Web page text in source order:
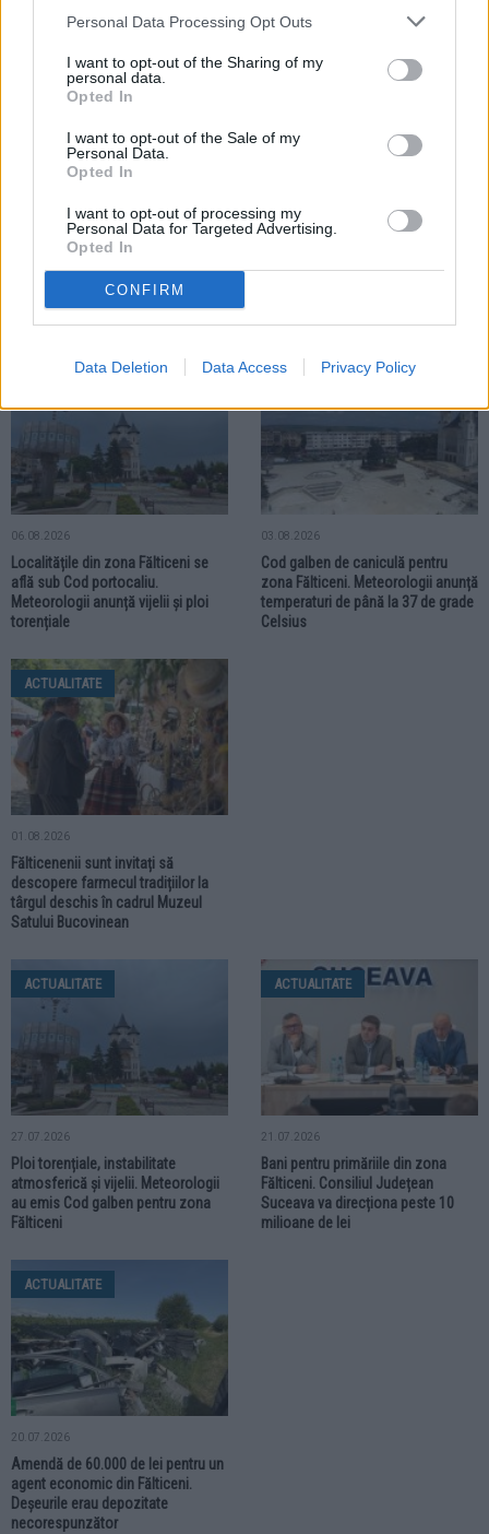
Personal Data Processing Opt Outs
I want to opt-out of the Sharing of my
personal data.
Opted In
I want to opt-out of the Sale of my
Personal Data.
Opted In
I want to opt-out of processing my
Personal Data for Targeted Advertising.
Opted In
CONFIRM
Data Deletion Data Access Privacy Policy
Alex Săvescu
ȘTIRI
06.08.2026
Localitățile din zona Fălticeni se
află sub Cod portocaliu.
Meteorologii anunță vijelii și ploi
torențiale
03.08.2026
Cod galben de caniculă pentru
zona Fălticeni. Meteorologii anunță
temperaturi de până la 37 de grade
Celsius
ACTUALITATE
01.08.2026
Fălticenenii sunt invitați să
descopere farmecul tradițiilor la
târgul deschis în cadrul Muzeul
Satului Bucovinean
ACTUALITATE
27.07.2026
Ploi torențiale, instabilitate
atmosferică și vijelii. Meteorologii
au emis Cod galben pentru zona
Fălticeni
ACTUALITATE
21.07.2026
Bani pentru primăriile din zona
Fălticeni. Consiliul Județean
Suceava va direcționa peste 10
milioane de lei
ACTUALITATE
20.07.2026
Amendă de 60.000 de lei pentru un
agent economic din Fălticeni.
Deșeurile erau depozitate
necorespunzător